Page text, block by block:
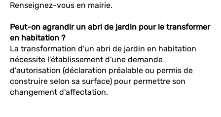
Renseignez-vous en mairie.
Peut-on agrandir un abri de jardin pour le transformer
en habitation ?
La transformation d'un abri de jardin en habitation
nécessite l'établissement d'une demande
d'autorisation (déclaration préalable ou permis de
construire selon sa surface) pour permettre son
changement d'affectation.